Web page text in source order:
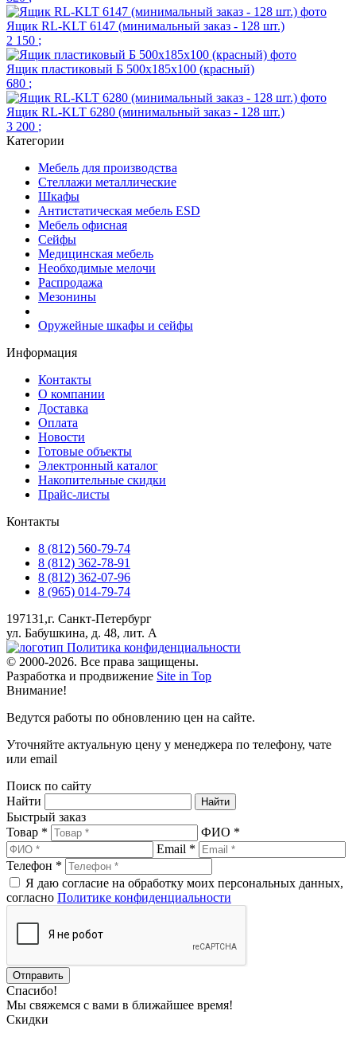
Ящик RL-KLT 6147 (минимальный заказ - 128 шт.)
2 150 ;
Ящик пластиковый Б 500х185х100 (красный)
680 ;
Ящик RL-KLT 6280 (минимальный заказ - 128 шт.)
3 200 ;
Категории
Мебель для производства
Стеллажи металлические
Шкафы
Антистатическая мебель ESD
Мебель офисная
Сейфы
Медицинская мебель
Необходимые мелочи
Распродажа
Мезонины
Оружейные шкафы и сейфы
Информация
Контакты
О компании
Доставка
Оплата
Новости
Готовые объекты
Электронный каталог
Накопительные скидки
Прайс-листы
Контакты
8 (812) 560-79-74
8 (812) 362-78-91
8 (812) 362-07-96
8 (965) 014-79-74
197131,г. Санкт-Петербург
ул. Бабушкина, д. 48, лит. А
Политика конфиденциальности
© 2000-2026. Все права защищены.
Разработка и продвижение Site in Top
Внимание!
Ведутся работы по обновлению цен на сайте.
Уточняйте актуальную цену у менеджера по телефону, чате
или email
Поиск по сайту
Найти
Быстрый заказ
Товар *
ФИО *
Email *
Телефон *
Я даю согласие на обработку моих персональных данных,
согласно Политике конфиденциальности
Спасибо!
Мы свяжемся с вами в ближайшее время!
Скидки